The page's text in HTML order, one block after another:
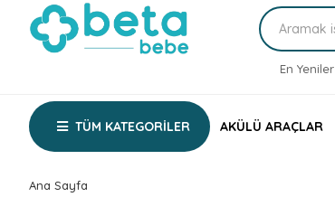
En Yeniler
TÜM KATEGORİLER AKÜLÜ ARAÇLAR
Ana Sayfa